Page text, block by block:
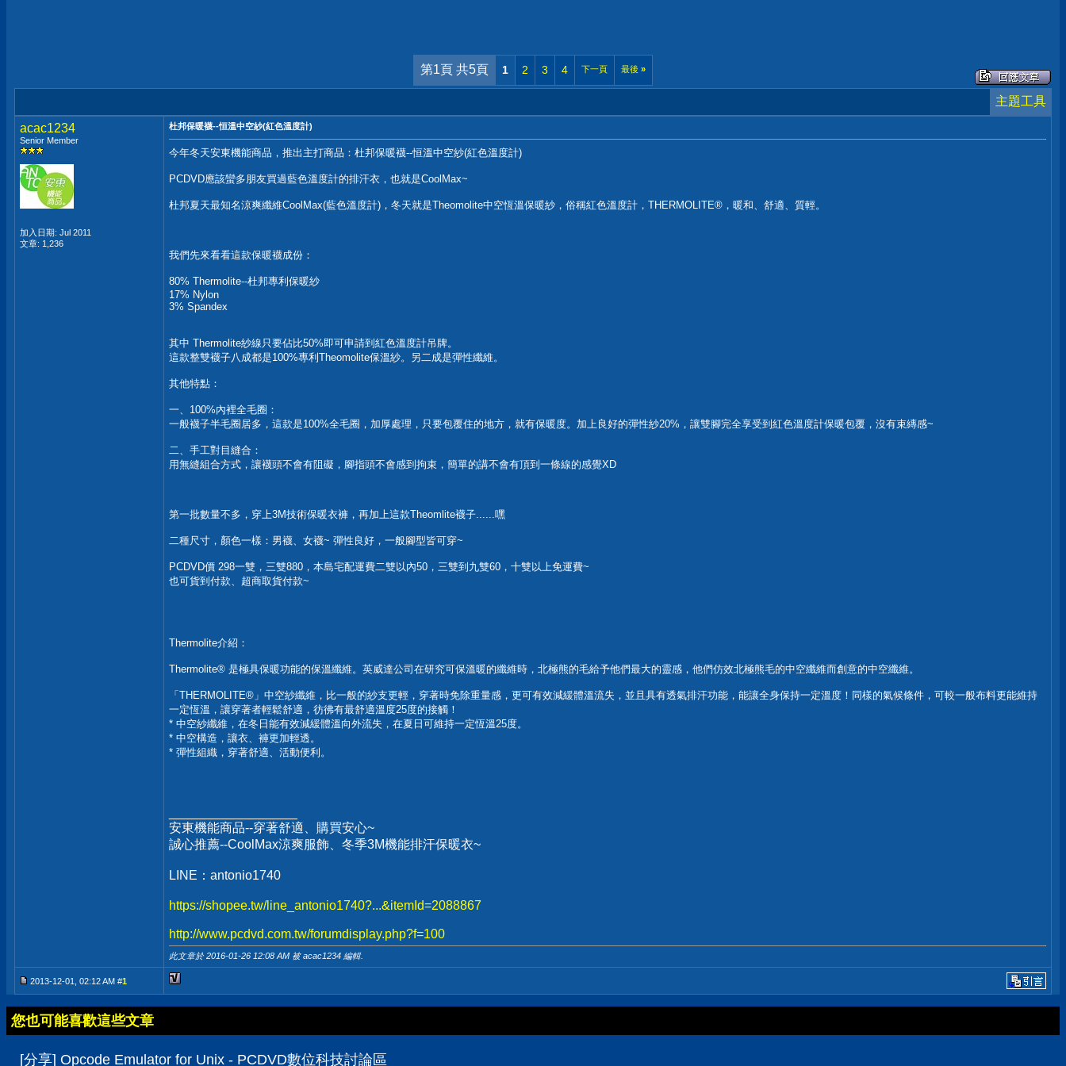
第1頁 共5頁 1 2 3 4 下一頁 最後 »
主題工具
acac1234
Senior Member
加入日期: Jul 2011
文章: 1,236
杜邦保暖襪--恒溫中空紗(紅色溫度計)
今年冬天安東機能商品，推出主打商品：杜邦保暖襪--恒溫中空紗(紅色溫度計)
PCDVD應該蠻多朋友買過藍色溫度計的排汗衣，也就是CoolMax~
杜邦夏天最知名涼爽纖維CoolMax(藍色溫度計)，冬天就是Theomolite中空恆溫保暖紗，俗稱紅色溫度計，THERMOLITE®，暖和、舒適、質輕。
我們先來看看這款保暖襪成份：
80% Thermolite--杜邦專利保暖紗
17% Nylon
3% Spandex
其中 Thermolite紗線只要佔比50%即可申請到紅色溫度計吊牌。
這款整雙襪子八成都是100%專利Theomolite保溫紗。另二成是彈性纖維。
其他特點：
一、100%內裡全毛圈：
一般襪子半毛圈居多，這款是100%全毛圈，加厚處理，只要包覆住的地方，就有保暖度。加上良好的彈性紗20%，讓雙腳完全享受到紅色溫度計保暖包覆，沒有束縳感~
二、手工對目縫合：
用無縫組合方式，讓襪頭不會有阻礙，腳指頭不會感到拘束，簡單的講不會有頂到一條線的感覺XD
第一批數量不多，穿上3M技術保暖衣褲，再加上這款Theomlite襪子......嘿
二種尺寸，顏色一樣：男襪、女襪~ 彈性良好，一般腳型皆可穿~
PCDVD價 298一雙，三雙880，本島宅配運費二雙以內50，三雙到九雙60，十雙以上免運費~
也可貨到付款、超商取貨付款~
Thermolite介紹：
Thermolite® 是極具保暖功能的保溫纖維。英威達公司在研究可保溫暖的纖維時，北極熊的毛給予他們最大的靈感，他們仿效北極熊毛的中空纖維而創意的中空纖維。
「THERMOLITE®」中空紗纖維，比一般的紗支更輕，穿著時免除重量感，更可有效減緩體溫流失，並且具有透氣排汗功能，能讓全身保持一定溫度！同樣的氣候條件，可較一般布料更能維持
一定恆溫，讓穿著者輕鬆舒適，彷彿有最舒適溫度25度的接觸！
* 中空紗纖維，在冬日能有效減緩體溫向外流失，在夏日可維持一定恆溫25度。
* 中空構造，讓衣、褲更加輕透。
* 彈性組織，穿著舒適、活動便利。
安東機能商品--穿著舒適、購買安心~
誠心推薦--CoolMax涼爽服飾、冬季3M機能排汗保暖衣~
LINE：antonio1740
https://shopee.tw/line_antonio1740?...&itemId=2088867
http://www.pcdvd.com.tw/forumdisplay.php?f=100
此文章於 2016-01-26 12:08 AM 被 acac1234 編輯.
2013-12-01, 02:12 AM #1
您也可能喜歡這些文章
[分享] Opcode Emulator for Unix - PCDVD數位科技討論區